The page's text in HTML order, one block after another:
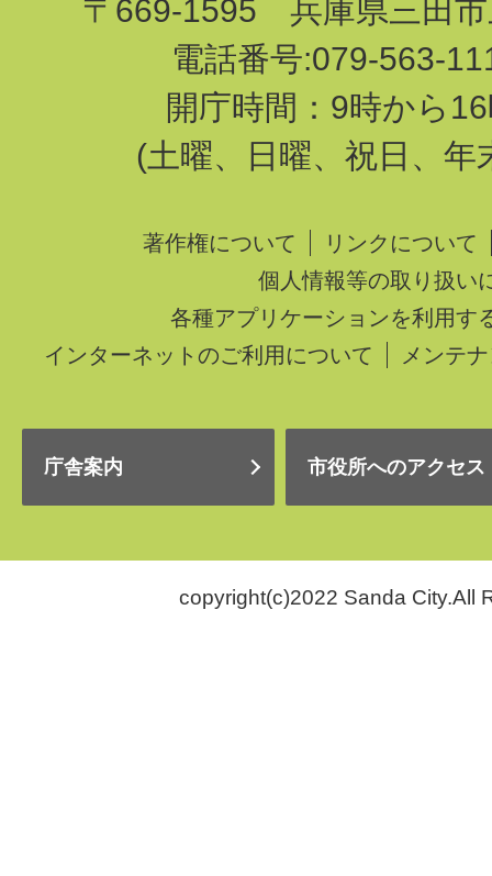
〒669-1595 兵庫県三田市
電話番号:079-563-
開庁時間：9時から
(土曜、日曜、祝日、年
著作権について
リンクについて
個人情報等の取り扱い
各種アプリケーションを利用す
インターネットのご利用について
メンテ
庁舎案内 市役所へのアクセス
copyright(c)2022 Sanda City.All